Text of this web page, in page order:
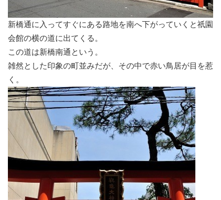
新橋通に入ってすぐにある路地を南へ下がっていくと祇園
会館の横の道に出てくる。
この道は新橋南通という。
雑然とした印象の町並みだが、その中で赤い鳥居が目を惹
く。